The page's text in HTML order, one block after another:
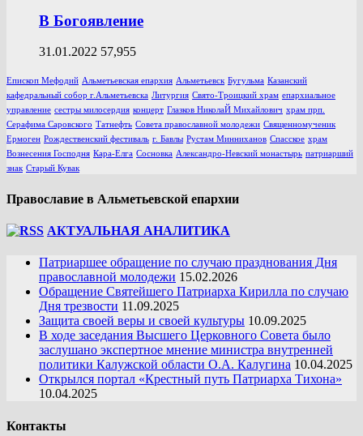
В Богоявление
31.01.2022 57,955
Епископ Мефодий Альметьевская епархия Альметьевск Бугульма Казанский
кафедральный собор г.Альметьевска Литургия Свято-Троицкий храм епархиальное
управление сестры милосердия концерт Глазков НиколаЙ Михайлович храм прп.
Серафима Саровского Татнефть Совета православной молодежи Священномученик
Ермоген Рождественский фестиваль г. Бавлы Рустам Минниханов Спасское храм
Вознесения Господня Кара-Елга Сосновка Александро-Невский монастырь патриарший
знак Старый Кувак
Православие в Альметьевской епархии
АКТУАЛЬНАЯ АНАЛИТИКА
Патриаршее обращение по случаю празднования Дня
православной молодежи 15.02.2026
Обращение Святейшего Патриарха Кирилла по случаю
Дня трезвости 11.09.2025
Защита своей веры и своей культуры 10.09.2025
В ходе заседания Высшего Церковного Совета было
заслушано экспертное мнение министра внутренней
политики Калужской области О.А. Калугина 10.04.2025
Открылся портал «Крестный путь Патриарха Тихона»
10.04.2025
Контакты